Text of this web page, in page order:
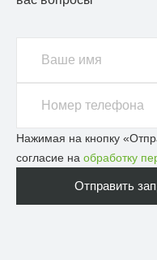
Нажимая на кнопку
согласие на обработку